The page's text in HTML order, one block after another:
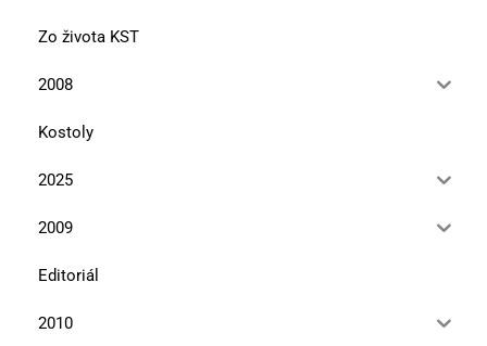
Zo života KST
2008
Kostoly
2025
2009
Editoriál
2010